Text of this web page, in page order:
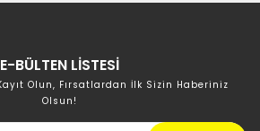
E-BÜLTEN LİSTESİ
Olun, Fırsatlardan İlk Sizin Haberiniz
Olsun!